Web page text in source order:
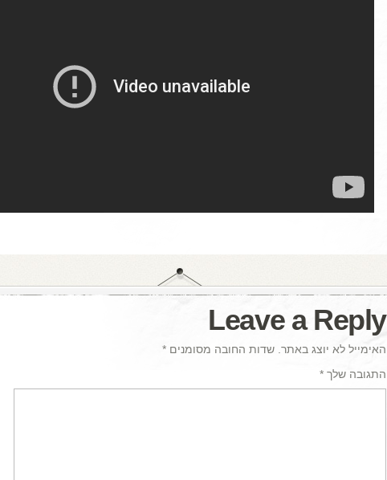
Leave a Reply
האימייל לא יוצג באתר. שדות החובה מסומנים *
התגובה שלך *